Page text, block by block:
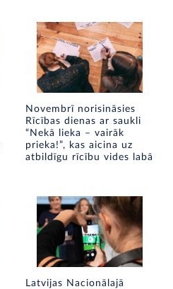
Novembrī norisināsies
Rīcības dienas ar saukli
“Nekā lieka – vairāk
prieka!”, kas aicina uz
atbildīgu rīcību vides labā
Latvijas Nacionālajā